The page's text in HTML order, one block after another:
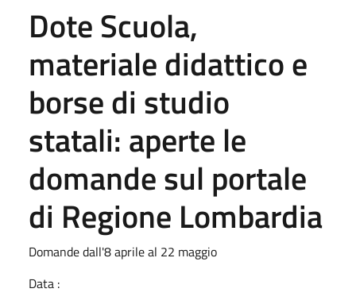
Dote Scuola,
materiale didattico e
borse di studio
statali: aperte le
domande sul portale
di Regione Lombardia
Domande dall'8 aprile al 22 maggio
Data :